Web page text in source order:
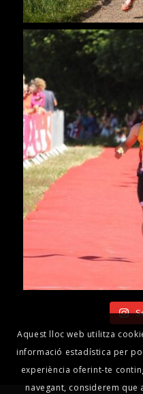
Aquest lloc web utilitza
informació estadística per
experiència oferint-te
navegant, considerem que